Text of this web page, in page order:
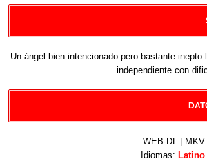
Un ángel bien intencionado pero bastante
independiente con
WEB-DL |
Idiomas: Latino